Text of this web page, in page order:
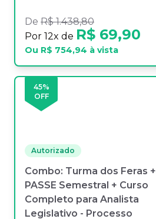
De R$ 1.438,80
Por 12x de R$ 69,90
Ou R$ 754,94 à vista
45%
OFF
Autorizado
Combo: Turma dos Feras +
PASSE Semestral + Curso
Completo para Analista
Legislativo - Processo